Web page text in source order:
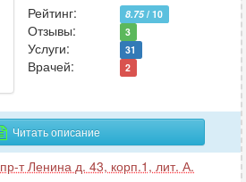
20
Рейтинг:
8.75/ 10
Отзывы: 3
Услуги: 31
Врачей: 2
Читать описание
пр-т Ленина д. 43, корп.1, лит. А.